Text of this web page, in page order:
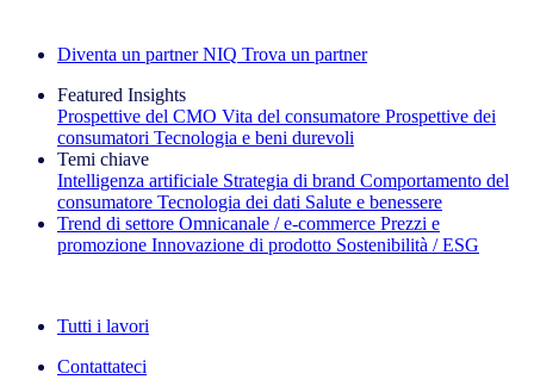
Diventa un partner NIQ Trova un partner
Featured Insights
Prospettive del CMO Vita del consumatore Prospettive dei
consumatori Tecnologia e beni durevoli
Temi chiave
Intelligenza artificiale Strategia di brand Comportamento del
consumatore Tecnologia dei dati Salute e benessere
Trend di settore Omnicanale / e‑commerce Prezzi e
promozione Innovazione di prodotto Sostenibilità / ESG
Tutti i lavori
Contattateci